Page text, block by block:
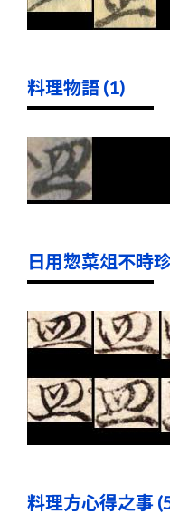
料理物語 (1)
日用惣菜俎不時
料理方心得之事